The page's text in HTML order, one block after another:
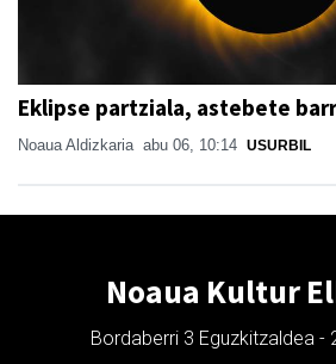
Eklipse partziala, astebete
Noaua Aldizkaria abu 06, 10:14 USURBIL
Noaua Kultur
Bordaberri 3 Eguzkitzaldea -